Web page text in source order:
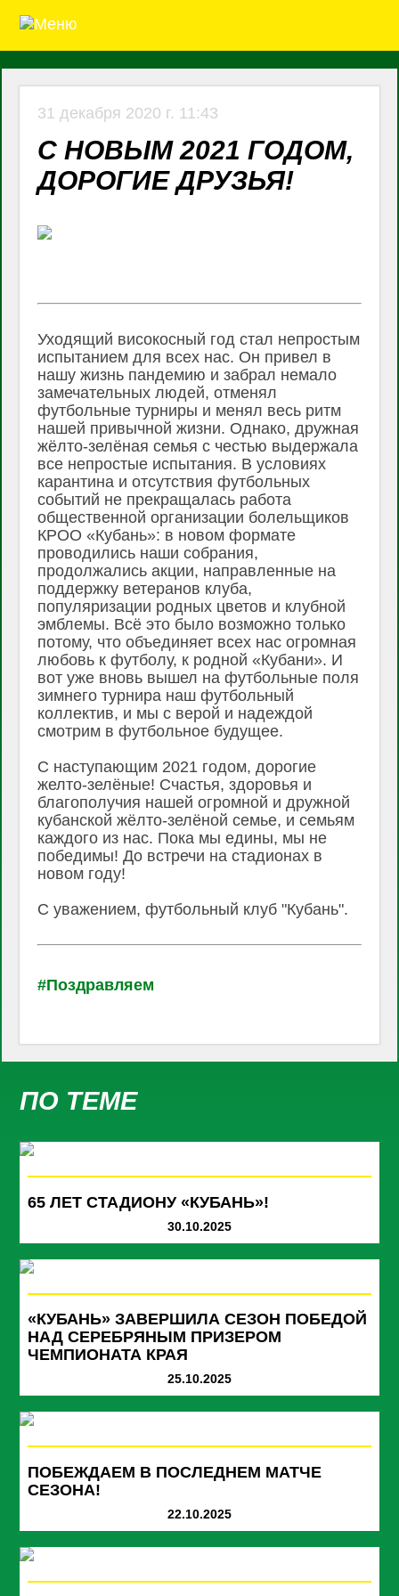
31 декабря 2020 г. 11:43
С НОВЫМ 2021 ГОДОМ,
ДОРОГИЕ ДРУЗЬЯ!
Уходящий високосный год стал непростым
испытанием для всех нас. Он привел в
нашу жизнь пандемию и забрал немало
замечательных людей, отменял
футбольные турниры и менял весь ритм
нашей привычной жизни. Однако, дружная
жёлто-зелёная семья с честью выдержала
все непростые испытания. В условиях
карантина и отсутствия футбольных
событий не прекращалась работа
общественной организации болельщиков
КРОО «Кубань»: в новом формате
проводились наши собрания,
продолжались акции, направленные на
поддержку ветеранов клуба,
популяризации родных цветов и клубной​
эмблемы. Всё это было возможно только
потому, что объединяет всех нас огромная
любовь к футболу, к родной «Кубани». И
вот​ уже вновь вышел на футбольные​ поля
зимнего турнира наш футбольный
коллектив, и мы с верой и надеждой
смотрим в футбольное​ будущее.​
С наступающим 2021 годом, дорогие
желто-зелёные! Счастья, здоровья и
благополучия нашей огромной и дружной
кубанской жёлто-зелёной​ семье, и семьям
каждого из нас. Пока мы едины, мы не
победимы! До встречи на стадионах в
новом году!
С уважением, футбольный клуб "Кубань".
#Поздравляем
ПО ТЕМЕ
65 ЛЕТ СТАДИОНУ «КУБАНЬ»!
30.10.2025
«КУБАНЬ» ЗАВЕРШИЛА СЕЗОН ПОБЕДОЙ
НАД СЕРЕБРЯНЫМ ПРИЗЕРОМ
ЧЕМПИОНАТА КРАЯ
25.10.2025
ПОБЕЖДАЕМ В ПОСЛЕДНЕМ МАТЧЕ
СЕЗОНА!
22.10.2025